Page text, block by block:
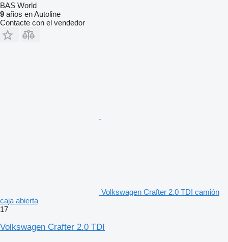
BAS World
9 años en Autoline
Contacte con el vendedor
Volkswagen Crafter 2.0 TDI camión
caja abierta
17
Volkswagen Crafter 2.0 TDI